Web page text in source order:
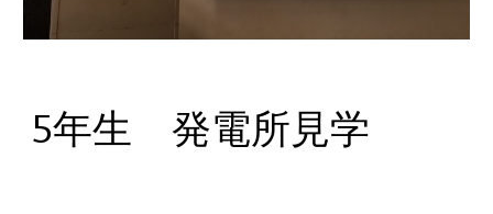
5年生 発電所見学